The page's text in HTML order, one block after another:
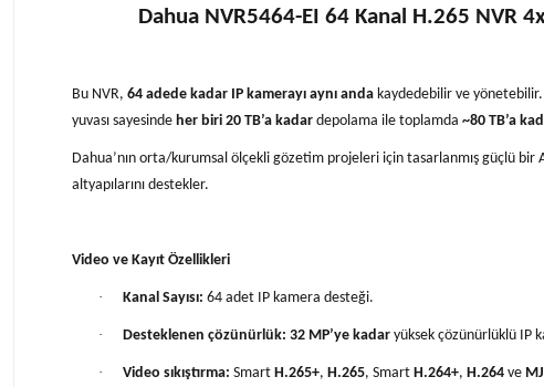
Dahua NVR5464-EI 64 Kanal H.265 NVR
Bu NVR, 64 adede kadar IP kamerayı aynı anda kaydedebilir ve yönetebilir.
yuvası sayesinde her biri 20 TB’a kadar depolama ile toplamda ~80 TB’a
Dahua’nın orta/kurumsal ölçekli gözetim projeleri için tasarlanmış güçlü bir
altyapılarını destekler.
Video ve Kayıt Özellikleri
· Kanal Sayısı: 64 adet IP kamera desteği.
· Desteklenen çözünürlük: 32 MP’ye kadar yüksek çözünürlüklü IP
· Video sıkıştırma: Smart H.265+, H.265, Smart H.264+, H.264 ve